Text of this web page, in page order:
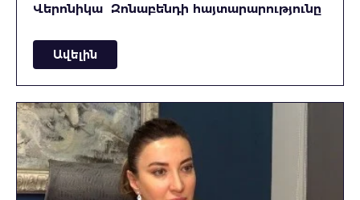
Վերոնիկա Զոնաբենդի հայտարարությունը
Ավելին